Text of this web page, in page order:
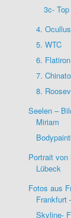
3c-
4.
5. WTC
6.
7.
8.
Seelen –
Miriam
Portrait von
Lübeck
Fotos aus
Frankfurt
Skyline-